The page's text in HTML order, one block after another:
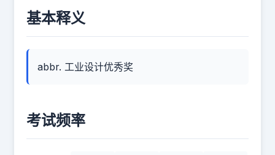
基本释义
abbr. 工业设计优秀奖
考试频率